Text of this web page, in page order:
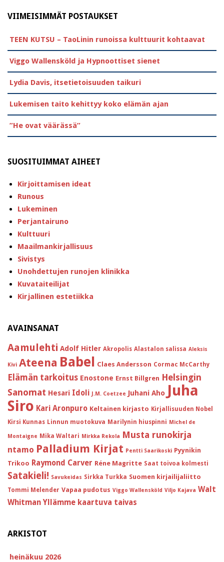
VIIMEISIMMÄT POSTAUKSET
TEEN KUTSU – TaoLinin runoissa kulttuurit kohtaavat
Viggo Wallensköld ja Hypnoottiset sienet
Lydia Davis, itsetietoisuuden taikuri
Lukemisen taito kehittyy koko elämän ajan
”He ovat väärässä”
SUOSITUIMMAT AIHEET
Kirjoittamisen ideat
Runous
Lukeminen
Perjantairuno
Kulttuuri
Maailmankirjallisuus
Sivistys
Unohdettujen runojen klinikka
Kuvataiteilijat
Kirjallinen estetiikka
AVAINSANAT
Aamulehti Adolf Hitler Akropolis Alastalon salissa Aleksis
Kivi Ateena Babel Claes Andersson Cormac McCarthy
Elämän tarkoitus Enostone Ernst Billgren Helsingin
Sanomat Hesari Idoli J.M. Coetzee Juhani Aho Juha
Siro Kari Aronpuro Keltainen kirjasto Kirjallisuuden Nobel
Kirsi Kunnas Linnun muotokuva Marilynin hiuspinni Michel de
Montaigne Mika Waltari Mirkka Rekola Musta runokirja
ntamo Palladium Kirjat Pentti Saarikoski Pyynikin
Trikoo Raymond Carver Réne Magritte Saat toivoa kolmesti
Satakieli! Savukeidas Sirkka Turkka Suomen kirjailijaliitto
Tommi Melender Vapaa pudotus Viggo Wallensköld Viljo Kajava Walt
Whitman Yllämme kaartuva taivas
ARKISTOT
heinäkuu 2026